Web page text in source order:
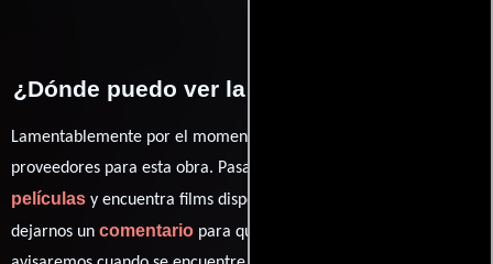
¿Dónde puedo ver la películas Little Red?
Lamentablemente por el momento no contamos con enlaces a
proveedores para esta obra. Pasa por nuestro catálogo de
películas y encuentra films disponibles. También puedes
dejarnos un comentario para que le demos prioridad y te